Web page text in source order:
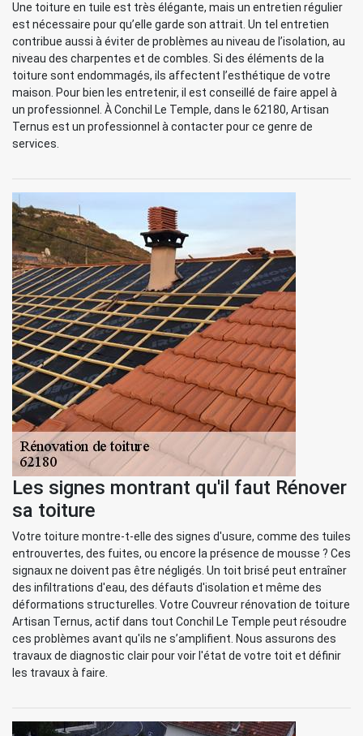
Une toiture en tuile est très élégante, mais un entretien régulier
est nécessaire pour qu’elle garde son attrait. Un tel entretien
contribue aussi à éviter de problèmes au niveau de l’isolation, au
niveau des charpentes et de combles. Si des éléments de la
toiture sont endommagés, ils affectent l’esthétique de votre
maison. Pour bien les entretenir, il est conseillé de faire appel à
un professionnel. À Conchil Le Temple, dans le 62180, Artisan
Ternus est un professionnel à contacter pour ce genre de
services.
Les signes montrant qu'il faut Rénover
sa toiture
Votre toiture montre-t-elle des signes d'usure, comme des tuiles
entrouvertes, des fuites, ou encore la présence de mousse ? Ces
signaux ne doivent pas être négligés. Un toit brisé peut entraîner
des infiltrations d'eau, des défauts d'isolation et même des
déformations structurelles. Votre Couvreur rénovation de toiture
Artisan Ternus, actif dans tout Conchil Le Temple peut résoudre
ces problèmes avant qu'ils ne s’amplifient. Nous assurons des
travaux de diagnostic clair pour voir l'état de votre toit et définir
les travaux à faire.